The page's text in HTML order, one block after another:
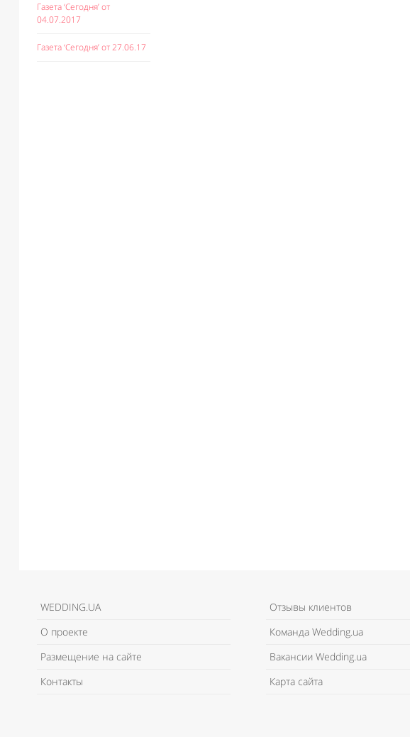
Газета ‘Сегодня’ от
04.07.2017
Газета ‘Сегодня’ от 27.06.17
WEDDING.UA
О проекте
Размещение на сайте
Контакты
Отзывы клиентов
Команда Wedding.ua
Вакансии Wedding.ua
Карта сайта